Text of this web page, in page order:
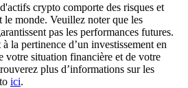
crypto comporte des risques et
le monde. Veuillez noter que les
pas les performances futures.
la pertinence d’un investissement en
votre situation financière et de votre
plus d’informations sur les
ici.